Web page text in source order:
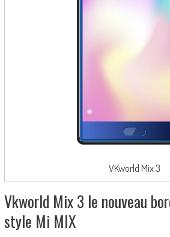
VKworld Mix 3
Vkworld Mix 3 le nouveau
style Mi MIX